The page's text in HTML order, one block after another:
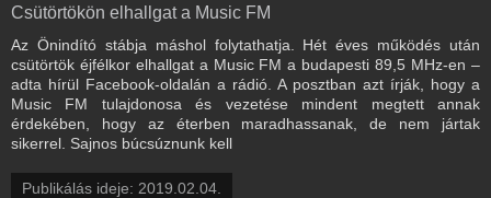
Csütörtökön elhallgat a Music FM
Az Önindító stábja máshol folytathatja. Hét éves működés után
csütörtök éjfélkor elhallgat a Music FM a budapesti 89,5 MHz-en –
adta hírül Facebook-oldalán a rádió. A posztban azt írják, hogy a
Music FM tulajdonosa és vezetése mindent megtett annak
érdekében, hogy az éterben maradhassanak, de nem jártak
sikerrel. Sajnos búcsúznunk kell
Publikálás ideje: 2019.02.04.